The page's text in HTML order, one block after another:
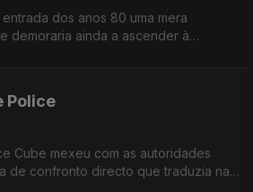
dos anos 80 uma mera
demoraria ainda a ascender à
Police
Cube mexeu com as autoridades
de confronto directo que traduzia na